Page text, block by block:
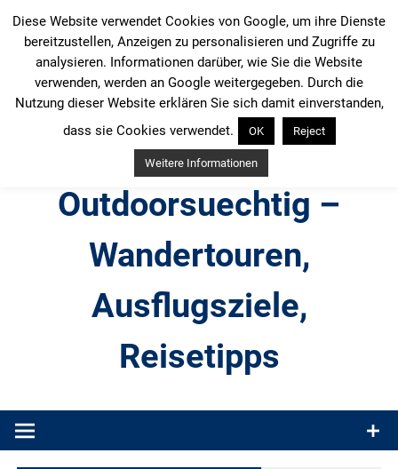
Inhalt
springen
Outdoorsuechtig –
Wandertouren,
Ausflugsziele,
Reisetipps
Produkttests und Buchrezensionen. Ein Blog für alle, die gern
Diese Website verwendet Cookies von Google, um ihre Dienste
bereitzustellen, Anzeigen zu personalisieren und Zugriffe zu
analysieren. Informationen darüber, wie Sie die Website
verwenden, werden an Google weitergegeben. Durch die
Nutzung dieser Website erklären Sie sich damit einverstanden,
dass sie Cookies verwendet.
OK Reject
Weitere Informationen